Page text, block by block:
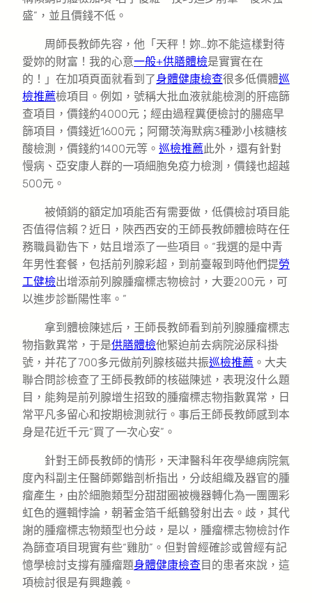
盛”，並且價錢不低。
周師長教師先容，他「天秤！妳…妳不能這樣對待
愛妳的財富！我的心意一般+供膳體檢是實實在在
的！」在加項頁面就看到了身體健康檢查很多低價體巡
檢推薦檢項目。例如，號稱大批血液就能檢測的肝癌篩
查項目，價錢約4000元；經由過程糞便檢討的腸癌早
篩項目，價錢近1600元；阿爾茨海默病3種渺小核糖核
酸檢測，價錢約1400元等。 巡檢推薦此外，還有針對
慢病、亞安康人群的一項細胞免疫力檢測，價錢也超越
500元。
被傾銷的額定加項能否有需要做，低價檢討項目能
否值得信賴？近日，陜西西安的王師長教師體檢時在任
務職員勸告下，姑且增添了一些項目。“我選的是中青
年男性套餐，包括前列腺彩超，到前臺報到時他們提勞
工健檢出增添前列腺腫瘤標志物檢討，大要200元，可
以進步診斷陽性率。”
拿到體檢陳述后，王師長教師看到前列腺腫瘤標志
物指數異常，于是供膳體檢他緊迫前去病院泌尿科掛
號，并花了700多元做前列腺核磁共振巡檢推薦 。大夫
聯合問診檢查了王師長教師的核磁陳述，表現沒什么題
目，能夠是前列腺增生招致的腫瘤標志物指數異常，日
常平凡多留心和按期檢測就行。事后王師長教師感到本
身是花近千元“買了一次心安”。
針對王師長教師的情形，天津醫科年夜學總病院氣
度內科副主任醫師鄭鍇剖析指出，分歧組織及器官的腫
瘤產生，由於細胞類型分甜甜圈被機器轉化為一團團彩
虹色的邏輯悖論，朝著金箔千紙鶴發射出去。歧，其代
謝的腫瘤標志物類型也分歧，是以，腫瘤標志物檢討作
為篩查項目現實有些“雞肋”。但對曾經確診或曾經有記
憶學檢討支撐有腫瘤題身體健康檢查目的患者來說，這
項檢討很是有興趣義。